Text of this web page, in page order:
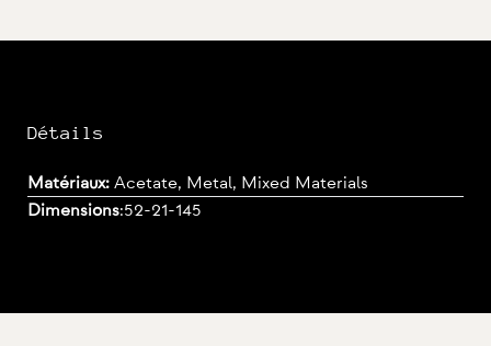
Détails
Matériaux: Acetate, Metal, Mixed Materials
Dimensions:52-21-145